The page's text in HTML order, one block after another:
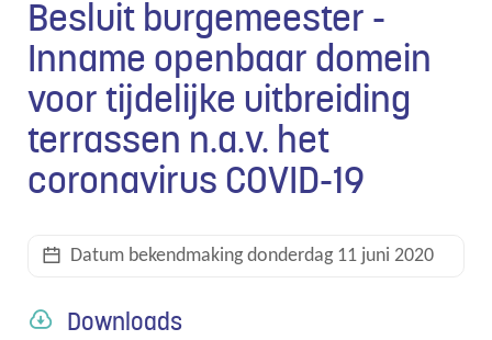
naar
Besluit burgemeester -
Inname openbaar domein
voor tijdelijke uitbreiding
terrassen n.a.v. het
coronavirus COVID-19
Datum bekendmakingdonderdag 11 juni 2020
Downloads